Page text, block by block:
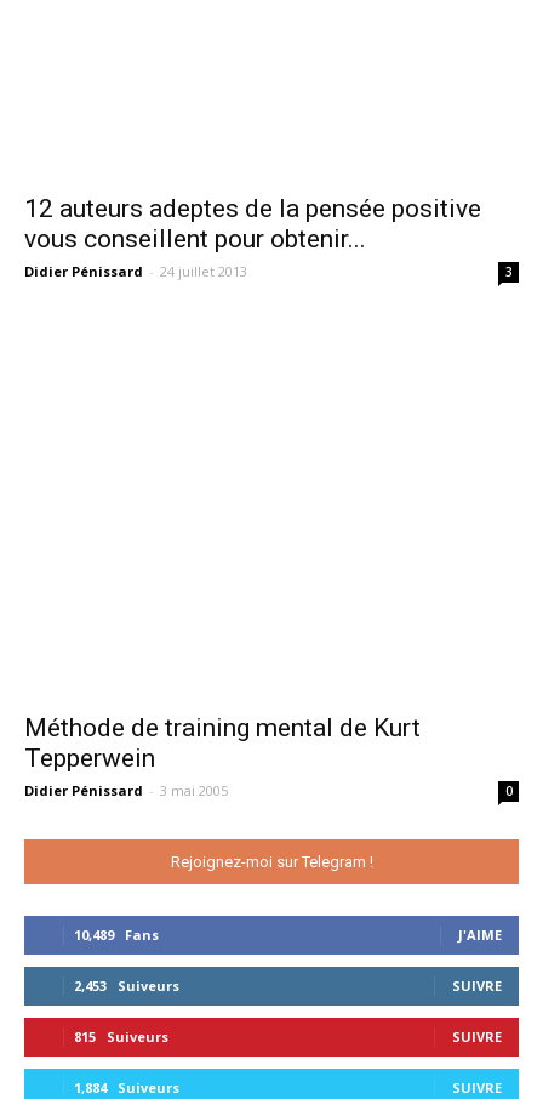
12 auteurs adeptes de la pensée positive
vous conseillent pour obtenir...
Didier Pénissard - 24 juillet 2013 3
Méthode de training mental de Kurt
Tepperwein
Didier Pénissard - 3 mai 2005 0
Rejoignez-moi sur Telegram !
10,489 Fans J'AIME
2,453 Suiveurs SUIVRE
815 Suiveurs SUIVRE
1,884 Suiveurs SUIVRE